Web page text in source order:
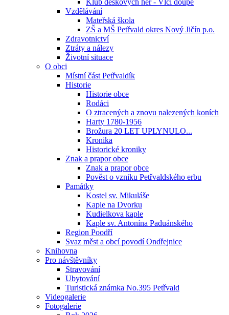
Klub deskových her - Vlčí doupě
Vzdělávání
Mateřská škola
ZŠ a MŠ Petřvald okres Nový Jičín p.o.
Zdravotnictví
Ztráty a nálezy
Životní situace
O obci
Místní část Petřvaldík
Historie
Historie obce
Rodáci
O ztracených a znovu nalezených koních
Harty 1780-1956
Brožura 20 LET UPLYNULO...
Kronika
Historické kroniky
Znak a prapor obce
Znak a prapor obce
Pověst o vzniku Petřvaldského erbu
Památky
Kostel sv. Mikuláše
Kaple na Dvorku
Kudielkova kaple
Kaple sv. Antonína Paduánského
Region Poodří
Svaz měst a obcí povodí Ondřejnice
Knihovna
Pro návštěvníky
Stravování
Ubytování
Turistická známka No.395 Petřvald
Videogalerie
Fotogalerie